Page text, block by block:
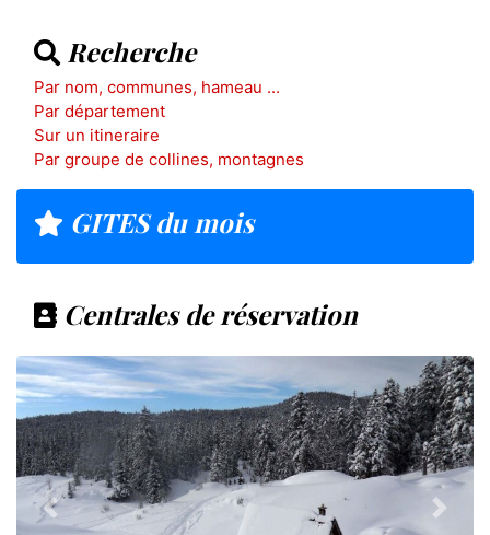
Recherche
Par nom, communes, hameau ...
Par département
Sur un itineraire
Par groupe de collines, montagnes
GITES du mois
Centrales de réservation